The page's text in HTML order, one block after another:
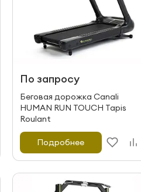
По запросу
Беговая дорожка Canali
HUMAN RUN TOUCH Tapis
Roulant
Подробнее